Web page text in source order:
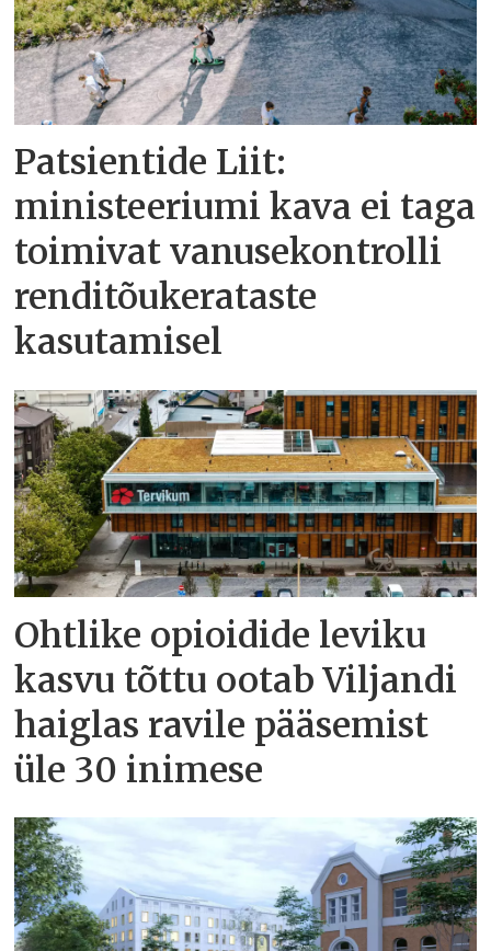
Patsientide Liit:
ministeeriumi kava ei taga
toimivat vanusekontrolli
renditõukerataste
kasutamisel
Ohtlike opioidide leviku
kasvu tõttu ootab Viljandi
haiglas ravile pääsemist
üle 30 inimese